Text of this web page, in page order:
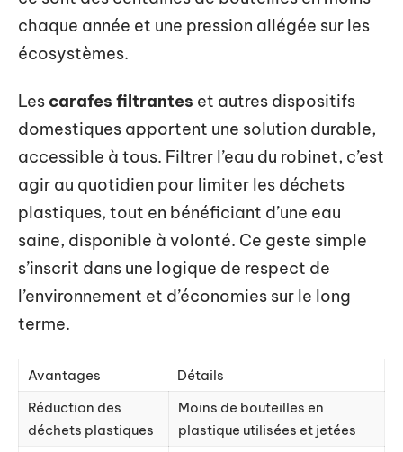
chaque année et une pression allégée sur les
écosystèmes.
Les carafes filtrantes et autres dispositifs
domestiques apportent une solution durable,
accessible à tous. Filtrer l’eau du robinet, c’est
agir au quotidien pour limiter les déchets
plastiques, tout en bénéficiant d’une eau
saine, disponible à volonté. Ce geste simple
s’inscrit dans une logique de respect de
l’environnement et d’économies sur le long
terme.
Avantages
Détails
Réduction des
déchets plastiques
Moins de bouteilles en
plastique utilisées et jetées